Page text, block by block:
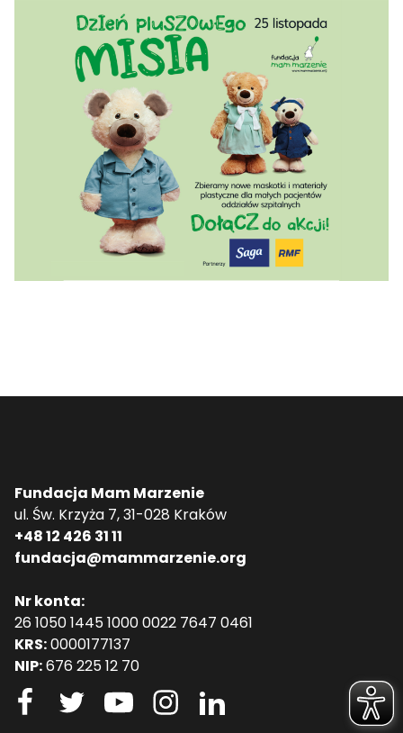
Fundacja Mam Marzenie
ul. Św. Krzyża 7, 31-028 Kraków
+48 12 426 31 11
fundacja@mammarzenie.org
Nr konta:
26 1050 1445 1000 0022 7647 0461
KRS:0000177137
NIP:676 225 12 70